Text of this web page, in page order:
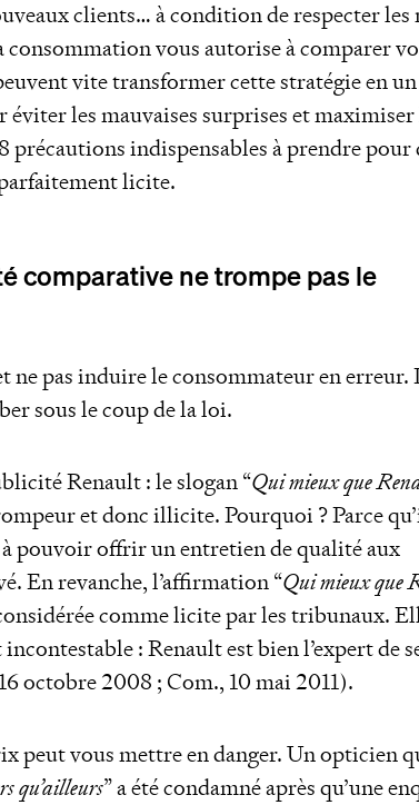
clients… à condition de respecter les
vous autorise à comparer
vite transformer cette stratégie en un
les mauvaises surprises et
précautions indispensables à prendre pour
licite.
comparative ne trompe pas le
pas induire le consommateur en erreur.
sous le coup de la loi.
Renault : le slogan “Qui mieux que
et donc illicite. Pourquoi ? Parce
pouvoir offrir un entretien de qualité aux
En revanche, l’affirmation “Qui mieux que
comme licite par les tribunaux.
: Renault est bien l’expert de
octobre 2008 ; Com., 10 mai 2011).
peut vous mettre en danger. Un opticien
qu’ailleurs” a été condamné après qu’une